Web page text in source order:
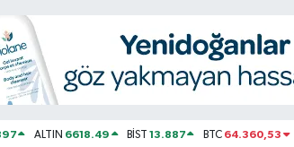
ALTIN 6618.49 BİST13.887 BTC 64.360,53